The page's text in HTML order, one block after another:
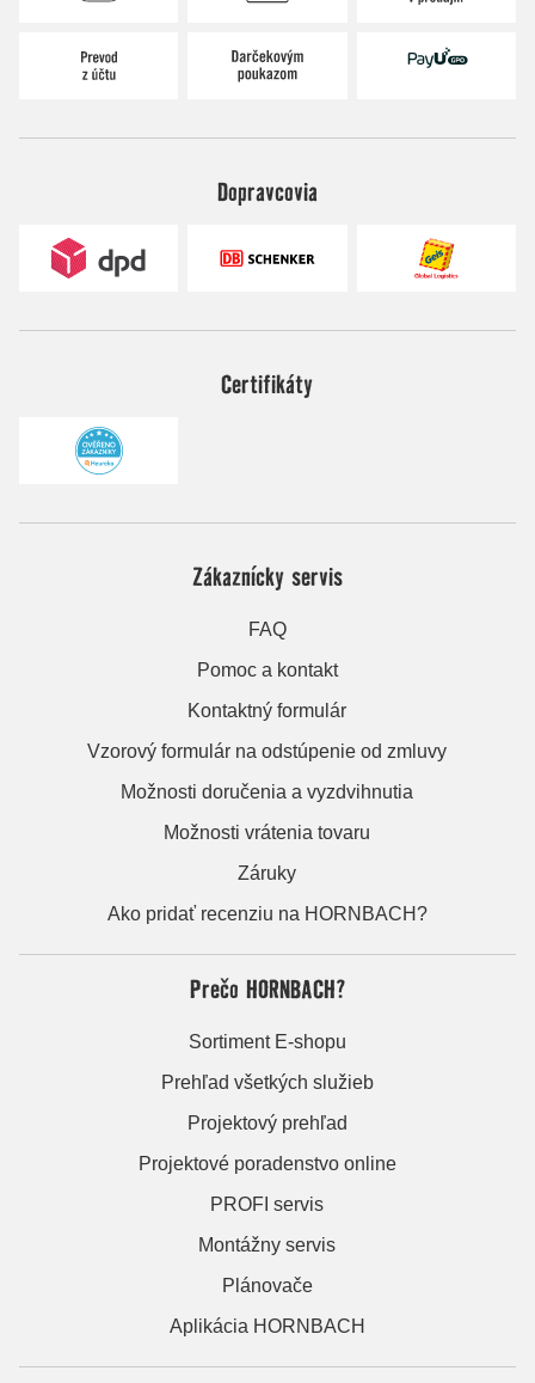
Dopravcovia
Certifikáty
Zákaznícky servis
FAQ
Pomoc a kontakt
Kontaktný formulár
Vzorový formulár na odstúpenie od zmluvy
Možnosti doručenia a vyzdvihnutia
Možnosti vrátenia tovaru
Záruky
Ako pridať recenziu na HORNBACH?
Prečo HORNBACH?
Sortiment E-shopu
Prehľad všetkých služieb
Projektový prehľad
Projektové poradenstvo online
PROFI servis
Montážny servis
Plánovače
Aplikácia HORNBACH